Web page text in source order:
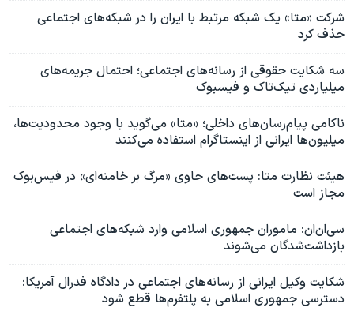
شرکت «متا» یک شبکه مرتبط با ایران را در شبکه‌های اجتماعی
حذف کرد
سه شکایت حقوقی از رسانه‌های اجتماعی؛ احتمال جریمه‌های
میلیاردی تیک‌تاک و فیسبوک
ناکامی پیام‌رسان‌های داخلی؛ «متا» می‌گوید با وجود محدودیت‌ها،
میلیون‌ها ایرانی از اینستاگرام استفاده می‌کنند
هیئت نظارت متا: پست‌های حاوی «مرگ بر خامنه‌ای» در فیس‌بوک
مجاز است
سی‌ان‌ان: ماموران جمهوری اسلامی وارد شبکه‌های اجتماعی
بازداشت‌شدگان می‌شوند
شکایت وکیل ایرانی از رسانه‌های اجتماعی در دادگاه فدرال آمریکا:
دسترسی جمهوری اسلامی به پلتفرم‌ها قطع شود